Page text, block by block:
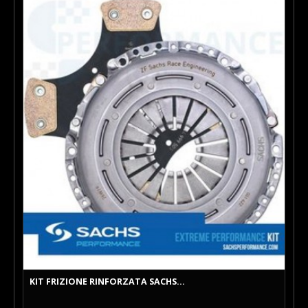
KIT FRIZIONE RINFORZATA SACHS...